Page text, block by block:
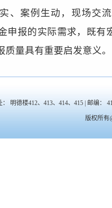
、案例生动，现场交
申报的实际需求，既有
量具有重要启发意义。
： 明德楼412、413、414、415 | 邮编：
版权所有